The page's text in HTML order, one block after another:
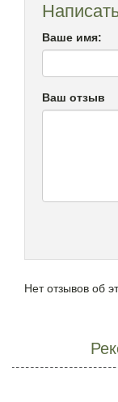
Ваше имя:
Ваш отзыв
Нет отзывов об